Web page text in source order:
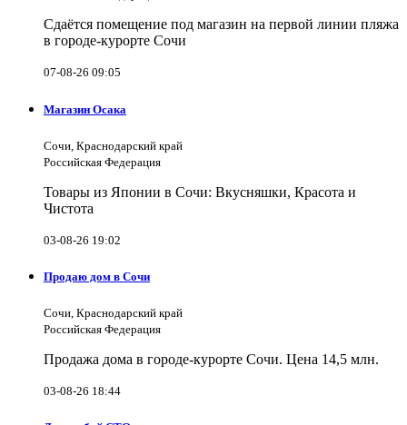
Сдаётся помещение под магазин на первой линии пляжа
в городе-курорте Сочи
07-08-26 09:05
Магазин Осака
Сочи, Краснодарский край
Российская Федерация
Товары из Японии в Сочи: Вкусняшки, Красота и
Чистота
03-08-26 19:02
Продаю дом в Сочи
Сочи, Краснодарский край
Российская Федерация
Продажа дома в городе-курорте Сочи. Цена 14,5 млн.
03-08-26 18:44